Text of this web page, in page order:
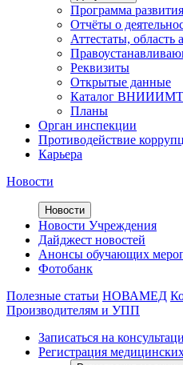
Программа
Отчёты о
Аттестаты,
Реквизиты
Открытые данные
Каталог ВНИИИМТ
Планы
Орган инспекции
Противодействие
Карьера
Новости
Новости
Новости Учреждения
Дайджест новостей
Анонсы обучающих
Фотобанк
Полезные статьи НОВАМЕД
Производителям и УПП
Записаться на
Регистрация